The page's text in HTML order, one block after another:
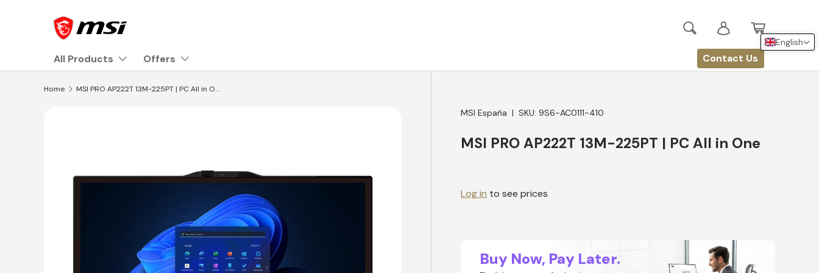
Skip to content
Search Log in
Basket
All Products
Offers Contact Us
Home MSI PRO AP222T 13M-225PT | PC All in One
MSI España | SKU: 9S6-AC0111-410
MSI PRO AP222T 13M-225PT | PC All in One
Log in to see prices
Buy Now, Pay Later.
English